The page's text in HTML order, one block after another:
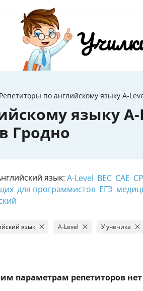
Репетиторы по английскому языку A-
языку A-
Гродно
язык: A-Level BEC CAE
для программистов ЕГЭ
язык A-Level У ученика
параметрам репетиторов нет